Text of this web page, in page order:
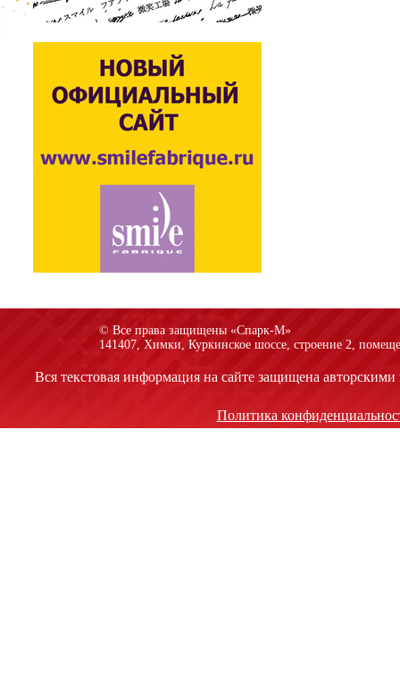
© Все права защищены «Спарк-M»
141407, Химки, Куркинское шоссе, строение 2,
Вся текстовая информация на сайте защищена
Политика